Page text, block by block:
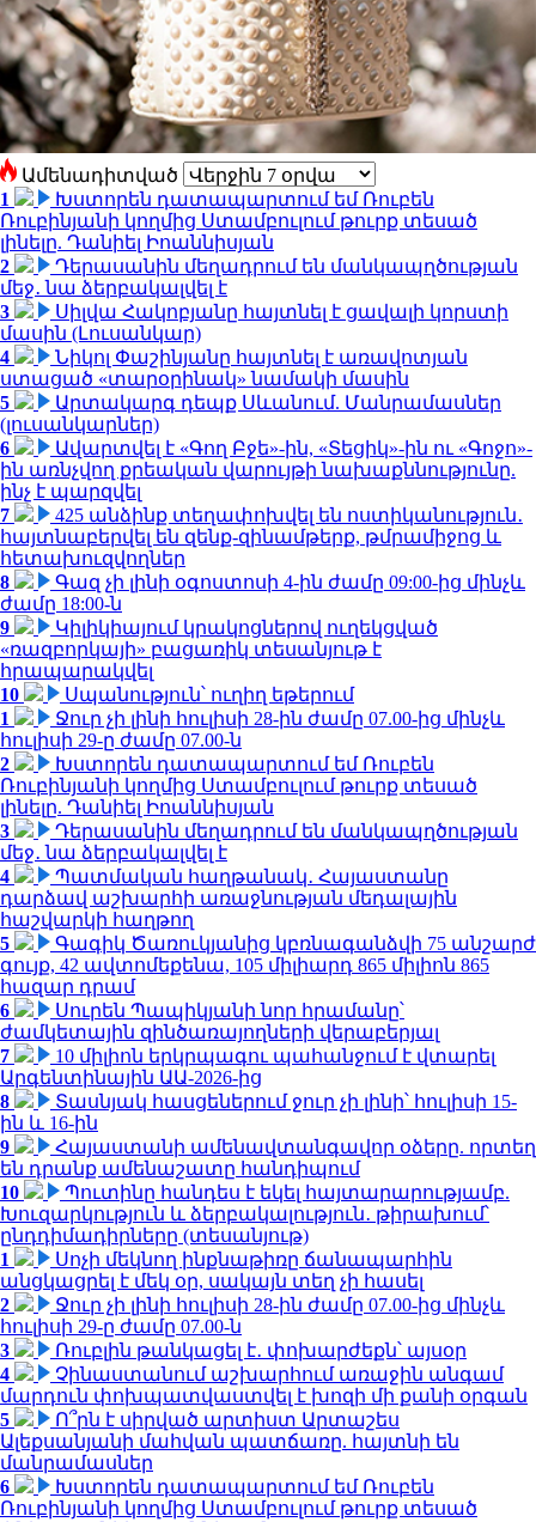
Ամենադիտված
1
Խստորեն դատապարտում եմ Ռուբեն
Ռուբինյանի կողմից Ստամբուլում թուրք տեսած
լինելը. Դանիել Իոաննիսյան
2
Դերասանին մեղադրում են մանկապղծության
մեջ․ նա ձերբակալվել է
3
Սիլվա Հակոբյանը հայտնել է ցավալի կորստի
մասին (Լուսանկար)
4
Նիկոլ Փաշինյանը հայտնել է առավոտյան
ստացած «տարօրինակ» նամակի մասին
5
Արտակարգ դեպք Սևանում. Մանրամասներ
(լուսանկարներ)
6
Ավարտվել է «Գող Բջե»-ին, «Տեցիկ»-ին ու «Գոջո»-
ին առնչվող քրեական վարույթի նախաքննությունը.
ինչ է պարզվել
7
425 անձինք տեղափոխվել են ոստիկանություն․
հայտնաբերվել են զենք-զինամթերք, թմրամիջոց և
հետախուզվողներ
8
Գազ չի լինի օգոստոսի 4-ին ժամը 09:00-ից մինչև
ժամը 18:00-ն
9
Կիլիկիայում կրակոցներով ուղեկցված
«ռազբորկայի» բացառիկ տեսանյութ է
հրապարակվել
10
Սպանություն՝ ուղիղ եթերում
1
Ջուր չի լինի հուլիսի 28-ին ժամը 07.00-ից մինչև
հուլիսի 29-ը ժամը 07.00-ն
2
Խստորեն դատապարտում եմ Ռուբեն
Ռուբինյանի կողմից Ստամբուլում թուրք տեսած
լինելը. Դանիել Իոաննիսյան
3
Դերասանին մեղադրում են մանկապղծության
մեջ․ նա ձերբակալվել է
4
Պատմական հաղթանակ․ Հայաստանը
դարձավ աշխարհի առաջնության մեդալային
հաշվարկի հաղթող
5
Գագիկ Ծառուկյանից կբռնագանձվի 75 անշարժ
գույք, 42 ավտոմեքենա, 105 միլիարդ 865 միլիոն 865
հազար դրամ
6
Սուրեն Պապիկյանի նոր հրամանը՝
ժամկետային զինծառայողների վերաբերյալ
7
10 միլիոն երկրպագու պահանջում է վտարել
Արգենտինային ԱԱ-2026-ից
8
Տասնյակ հասցեներում ջուր չի լինի՝ հուլիսի 15-
ին և 16-ին
9
Հայաստանի ամենավտանգավոր օձերը. որտեղ
են դրանք ամենաշատը հանդիպում
10
Պուտինը հանդես է եկել հայտարարությամբ.
Խուզարկություն և ձերբակալություն․ թիրախում՝
ընդդիմադիրները (տեսանյութ)
1
Սոչի մեկնող ինքնաթիռը ճանապարհին
անցկացրել է մեկ օր, սակայն տեղ չի հասել
2
Ջուր չի լինի հուլիսի 28-ին ժամը 07.00-ից մինչև
հուլիսի 29-ը ժամը 07.00-ն
3
Ռուբլին թանկացել է․ փոխարժեքն՝ այսօր
4
Չինաստանում աշխարհում առաջին անգամ
մարդուն փոխպատվաստվել է խոզի մի քանի օրգան
5
Ո՞րն է սիրված արտիստ Արտաշես
Ալեքսանյանի մահվան պատճառը. հայտնի են
մանրամասներ
6
Խստորեն դատապարտում եմ Ռուբեն
Ռուբինյանի կողմից Ստամբուլում թուրք տեսած